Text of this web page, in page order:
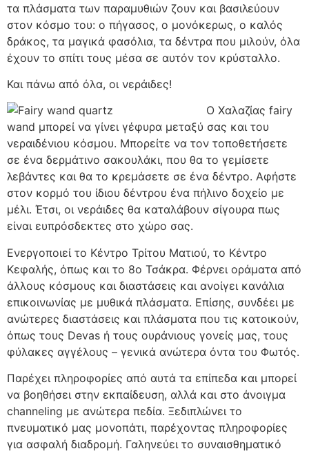
τα πλάσματα των παραμυθιών ζουν και βασιλεύουν
στον κόσμο του: ο πήγασος, ο μονόκερως, ο καλός
δράκος, τα μαγικά φασόλια, τα δέντρα που μιλούν, όλα
έχουν το σπίτι τους μέσα σε αυτόν τον κρύσταλλο.
Και πάνω από όλα, οι νεράιδες!
Ο Χαλαζίας fairy
wand μπορεί να γίνει γέφυρα μεταξύ σας και του
νεραιδένιου κόσμου. Μπορείτε να τον τοποθετήσετε
σε ένα δερμάτινο σακουλάκι, που θα το γεμίσετε
λεβάντες και θα το κρεμάσετε σε ένα δέντρο. Αφήστε
στον κορμό του ίδιου δέντρου ένα πήλινο δοχείο με
μέλι. Έτσι, οι νεράιδες θα καταλάβουν σίγουρα πως
είναι ευπρόσδεκτες στο χώρο σας.
Ενεργοποιεί το Κέντρο Τρίτου Ματιού, το Κέντρο
Κεφαλής, όπως και το 8ο Τσάκρα. Φέρνει οράματα από
άλλους κόσμους και διαστάσεις και ανοίγει κανάλια
επικοινωνίας με μυθικά πλάσματα. Επίσης, συνδέει με
ανώτερες διαστάσεις και πλάσματα που τις κατοικούν,
όπως τους Devas ή τους ουράνιους γονείς μας, τους
φύλακες αγγέλους – γενικά ανώτερα όντα του Φωτός.
Παρέχει πληροφορίες από αυτά τα επίπεδα και μπορεί
να βοηθήσει στην εκπαίδευση, αλλά και στο άνοιγμα
channeling με ανώτερα πεδία. Ξεδιπλώνει το
πνευματικό μας μονοπάτι, παρέχοντας πληροφορίες
για ασφαλή διαδρομή. Γαληνεύει το συναισθηματικό